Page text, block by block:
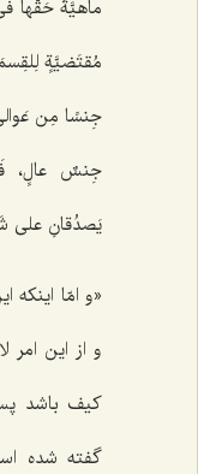
ماهیَّةٌ حَقُّها
مُقتَضیَّةٍ
جِنسًا مِن
جِنسٌ عالٍ،
یَصدُقانِ على
«و امّا
و از این
کیف باشد
گفته شده